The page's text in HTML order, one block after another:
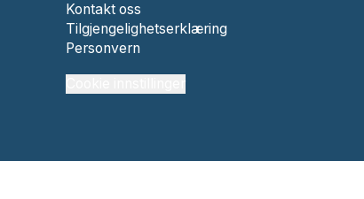
Kontakt oss
Tilgjengelighetserklæring
Personvern